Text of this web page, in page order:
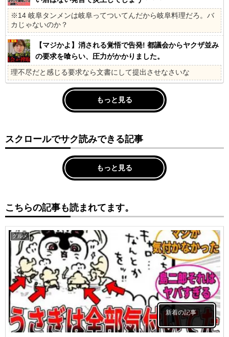
※14 岐阜タンメンは岐阜ってついてんだから岐阜料理だろ。バ
カじゃないのか？
【マジかよ】消される覚悟で告発! 都議会からヤクザ並み
の要求を喰らい、圧力がかかりました。
理不尽だと感じる要求なら文書にして提出させなさいな
もっと見る
スクロールでサク読みできる記事
もっと見る
こちらの記事も読まれてます。
グルメ
新着の記事